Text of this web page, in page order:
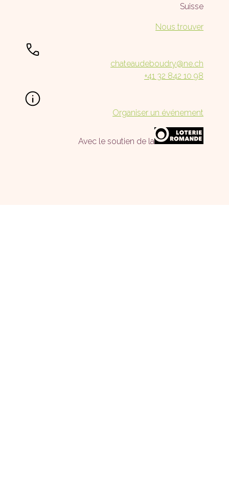
Suisse
Nous trouver
chateaudeboudry@ne.ch
+41 32 842 10 98
Organiser un événement
Avec le soutien de la